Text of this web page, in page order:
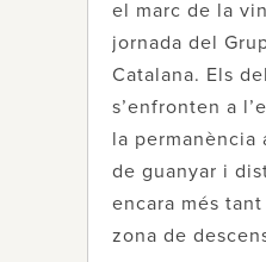
el marc de la
jornada del
Catalana. Els
s’enfronten a
la permanència
de guanyar i
encara més
zona de